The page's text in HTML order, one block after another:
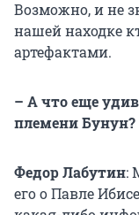
Возможно, и не
нашей находке
артефактами.
– А что еще
племени Бунун?
Федор Лабутин:
его о Павле